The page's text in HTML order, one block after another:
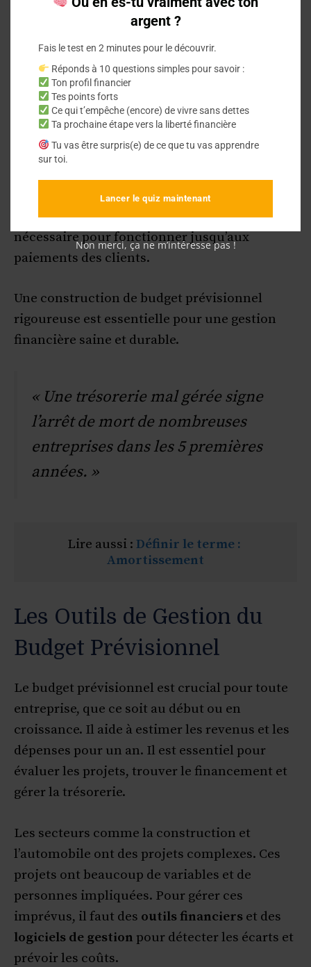
Validation des hypothèses
Il est crucial de valider les hypothèses après
avoir fait les projections. Cela inclut le calcul
seuil de rentabilité. On détermine le chiffre
d’affaires prévisionnel et les charges pour
savoir quand l’entreprise sera rentable.
besoin en fonds de roulementest aussi
important. Il permet d’estimer la trésorerie
nécessaire pour fonctionner jusqu’aux
paiements des clients.
Une construction de budget prévisionnel
rigoureuse est essentielle pour une gestion
financière saine et durable.
« Une trésorerie mal gérée signe
l’arrêt de mort de nombreuses
entreprises dans les 5 premières
années. »
Lire aussi : Définir le terme :
Amortissement
Les Outils de Gestion du
Budget Prévisionnel
Le budget prévisionnel est crucial pour toute
entreprise, que ce soit au début ou en
croissance. Il aide à estimer les revenus et les
dépenses pour un an. Il est essentiel pour
évaluer les projets, trouver le financement et
gérer la trésorerie.
Les secteurs comme la construction et
l’automobile ont des projets complexes. Ces
projets ont beaucoup de variables et de
personnes impliquées. Pour gérer ces
imprévus, il faut des outils financiers et des
logiciels de gestion pour détecter les écarts et
prévoir les coûts.
argent ?
Fais le test en 2 minutes pour le découvrir.
Réponds à 10 questions simples pour savoir :
Ton profil financier
Tes points forts
Ce qui t’empêche (encore) de vivre sans dettes
Ta prochaine étape vers la liberté financière
Tu vas être surpris(e) de ce que tu vas apprendre
sur toi.
Lancer le quiz maintenant
Non merci, ça ne m’intéresse pas !